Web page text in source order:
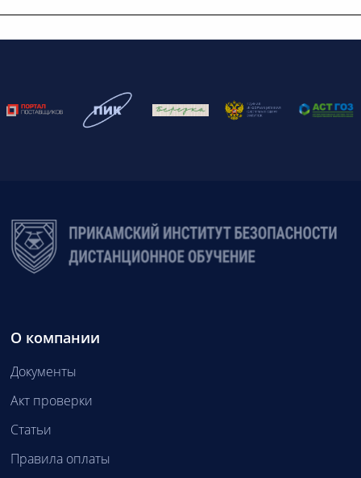
О компании
Документы
Акт проверки
Статьи
Правила оплаты